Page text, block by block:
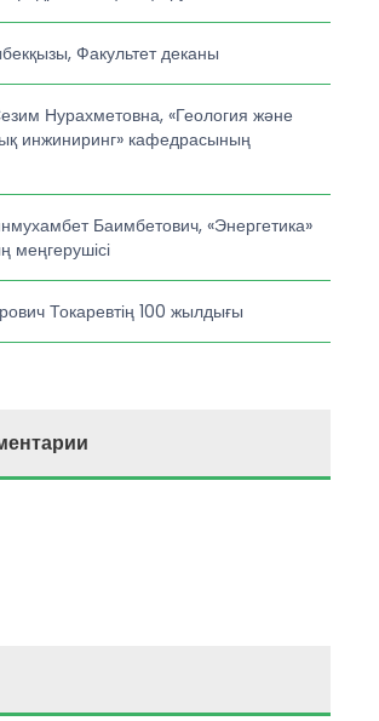
Факультет деканы
Нурахметовна, «Геология және
инжиниринг» кафедрасының
Баимбетович, «Энергетика»
меңгерушісі
Токаревтің 100 жылдығы